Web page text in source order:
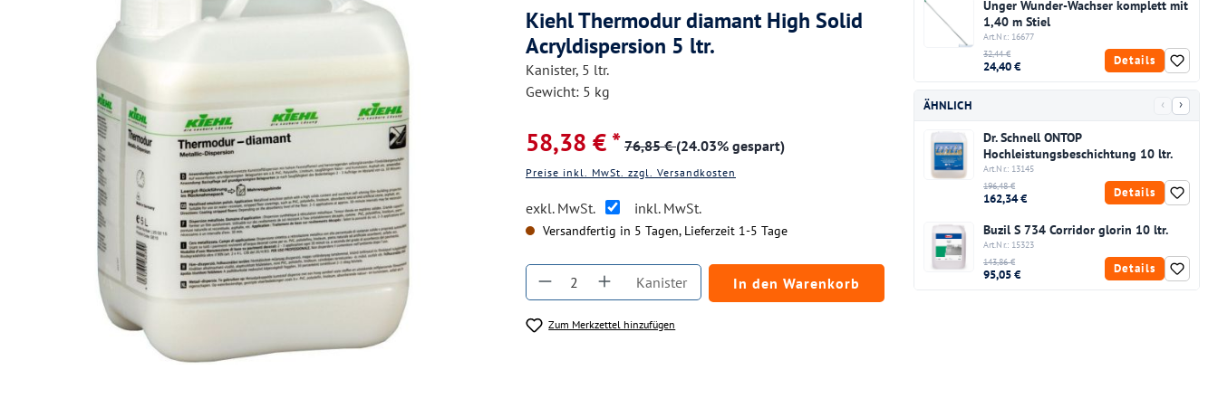
Kiehl Thermodur diamant High Solid
Acryldispersion 5 ltr.
Kanister, 5 ltr.
Gewicht: 5 kg
58,38 € * 76,85 €(24.03% gespart)
Preise inkl. MwSt. zzgl. Versandkosten
exkl. MwSt. inkl. MwSt.
Versandfertig in 5 Tagen, Lieferzeit 1-5 Tage
Produkt Anzahl: Gib den gewünschten Wert ein oder benutze die
Kanister In den Warenkorb
Zum Merkzettel hinzufügen
Unger Wunder-Wachser komplett mit
1,40 m Stiel
Art.Nr.: 16677
32,44 €
24,40 € Details
ÄHNLICH ‹ ›
Dr. Schnell ONTOP
Hochleistungsbeschichtung 10 ltr.
Art.Nr.: 13145
196,48 €
162,34 € Details
Buzil S 734 Corridor glorin 10 ltr.
Art.Nr.: 15323
143,86 €
95,05 € Details